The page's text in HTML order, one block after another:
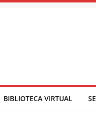
BIBLIOTECA VIRTUAL